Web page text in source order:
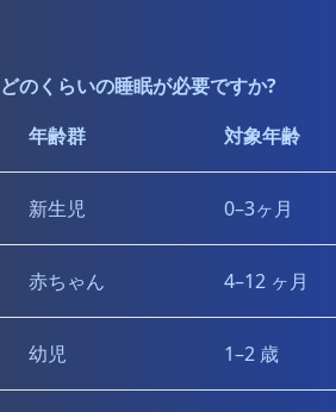
どのくらいの睡眠が必要ですか?
年齢群
対象年齢
新生児 0–3ヶ月
赤ちゃん 4–12 ヶ月
幼児 1–2 歳